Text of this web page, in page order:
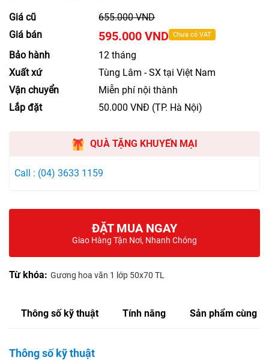
Giá cũ
655.000 VND
Giá bán
595.000 VND Chưa có VAT
Bảo hành
12 tháng
Xuất xứ
Tùng Lâm - SX tại Việt Nam
Vận chuyển
Miễn phí nội thành
Lắp đặt
50.000 VNĐ (TP. Hà Nội)
QUÀ TẶNG KHUYẾN MẠI
Call : (04) 3633 1159
ĐẶT MUA NGAY
Giao Hàng Tận Nơi, Nhanh Chóng
Từ khóa: Gương hoa văn 1 lớp 50x70 TL
Thông số kỹ thuật Tính năng Sản phẩm cùng
Thông số kỹ thuật